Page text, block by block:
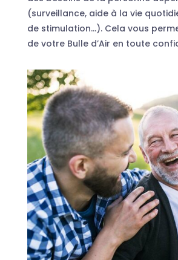
(surveillance, aide à la vie
de stimulation…). Cela vous
de votre Bulle d’Air en toute